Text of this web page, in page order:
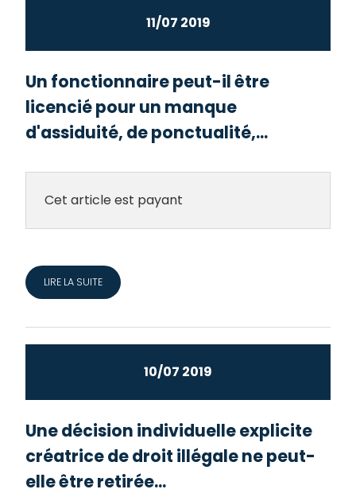
11/07 2019
Un fonctionnaire peut-il être
licencié pour un manque
d'assiduité, de ponctualité,...
Cet article est payant
LIRE LA SUITE
10/07 2019
Une décision individuelle explicite
créatrice de droit illégale ne peut-
elle être retirée...